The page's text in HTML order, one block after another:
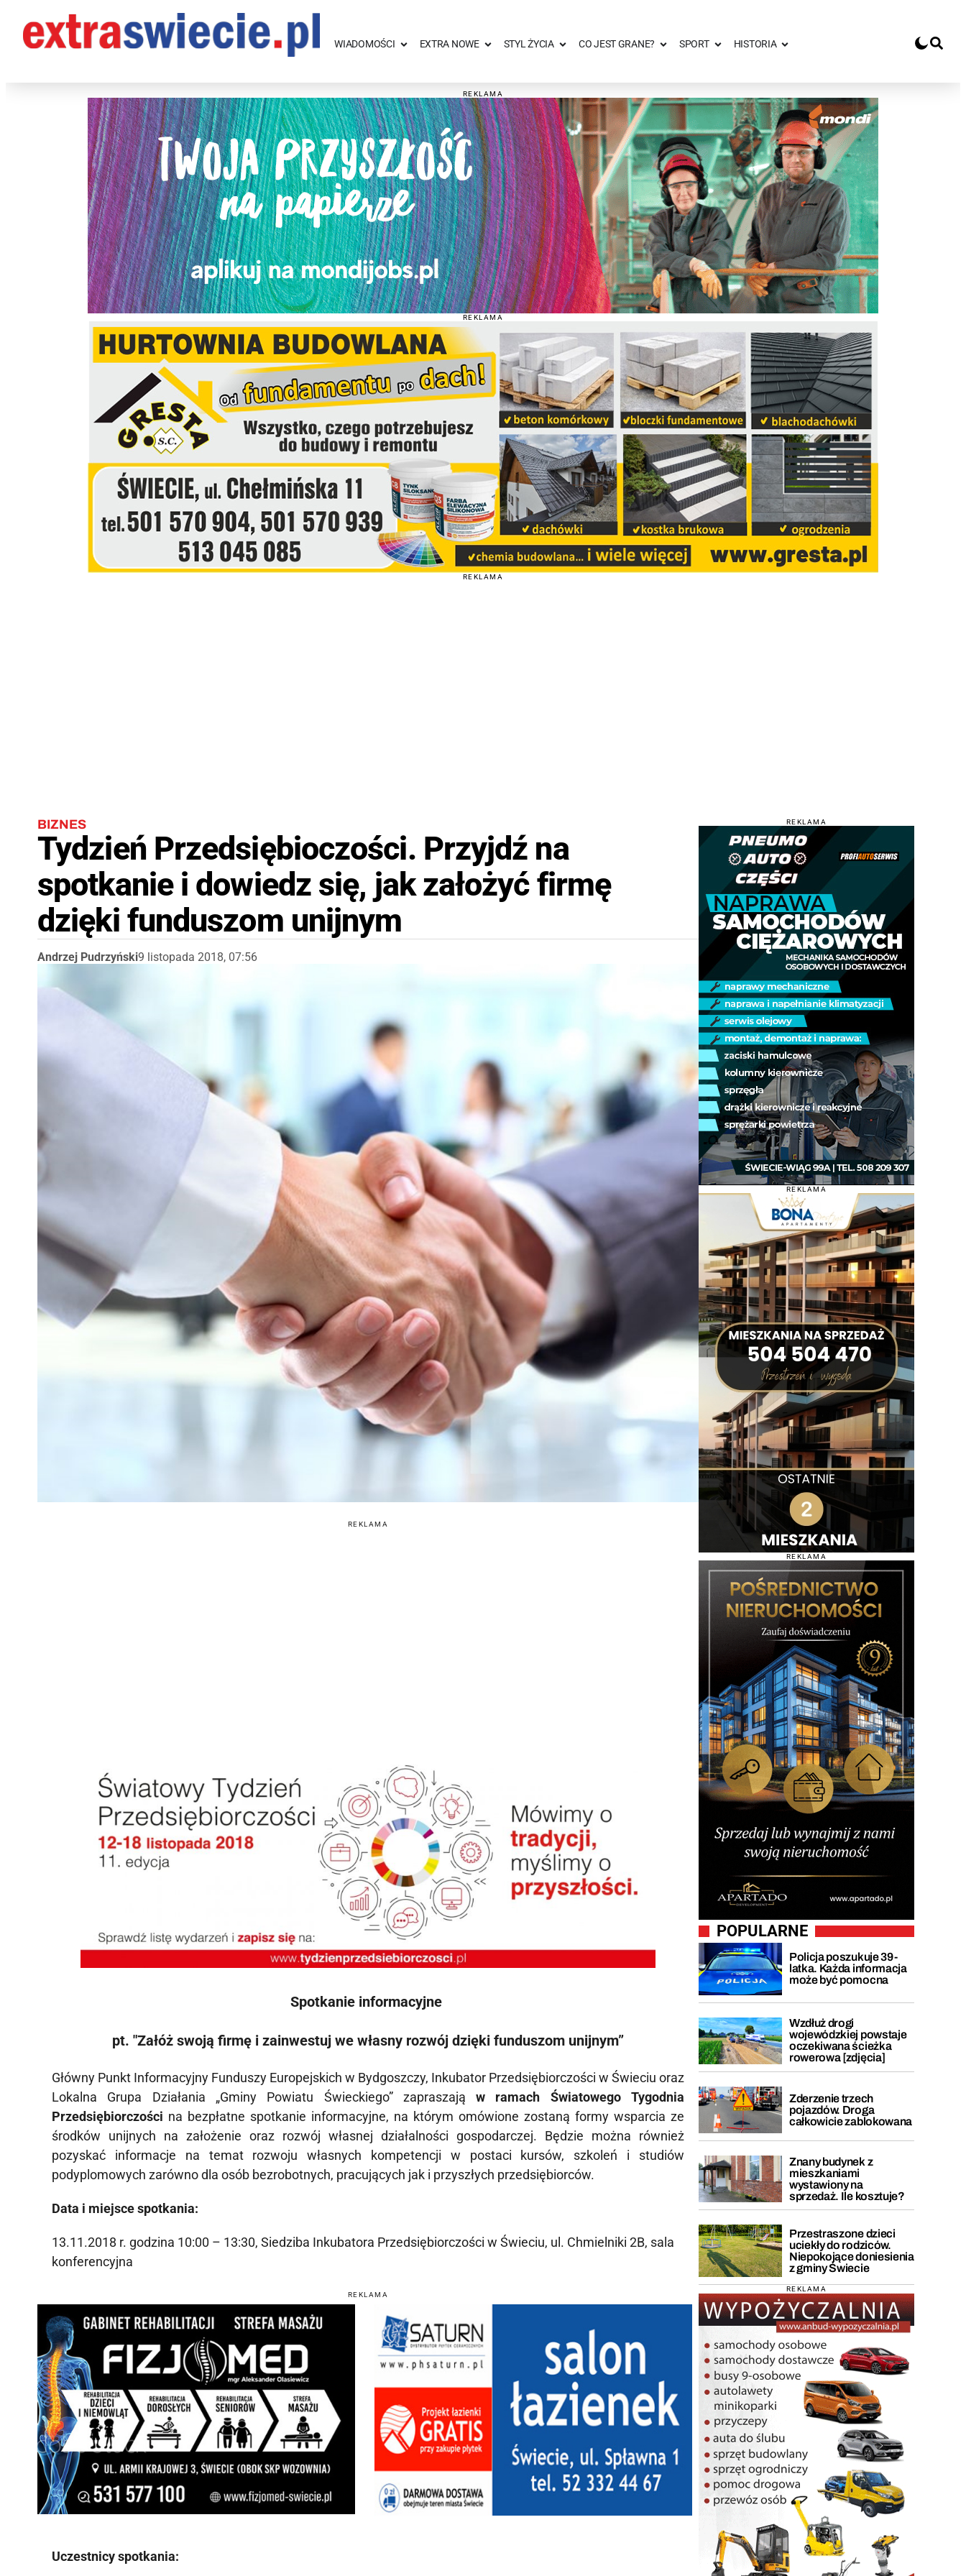
WIADOMOŚCI EXTRA NOWE STYL ŻYCIA CO JEST GRANE? SPORT HISTORIA
REKLAMA
REKLAMA
REKLAMA
BIZNES
Tydzień Przedsiębioczości. Przyjdź na
spotkanie i dowiedz się, jak założyć firmę
dzięki funduszom unijnym
Andrzej Pudrzyński9 listopada 2018, 07:56
REKLAMA
Spotkanie informacyjne
pt. "Załóż swoją firmę i zainwestuj we własny rozwój dzięki funduszom unijnym”
Główny Punkt Informacyjny Funduszy Europejskich w Bydgoszczy, Inkubator Przedsiębiorczości w Świeciu oraz
Lokalna Grupa Działania „Gminy Powiatu Świeckiego” zapraszająw ramach Światowego Tygodnia
Przedsiębiorczości na bezpłatne spotkanie informacyjne, na którym omówione zostaną formy wsparcia ze
środków unijnych na założenie oraz rozwój własnej działalności gospodarczej. Będzie można również
pozyskać informacje na temat rozwoju własnych kompetencji w postaci kursów, szkoleń i studiów
podyplomowych zarówno dla osób bezrobotnych, pracujących jak i przyszłych przedsiębiorców.
Data i miejsce spotkania:
13.11.2018 r. godzina 10:00 – 13:30, Siedziba Inkubatora Przedsiębiorczości w Świeciu, ul. Chmielniki 2B, sala
konferencyjna
REKLAMA
Uczestnicy spotkania:
REKLAMA
REKLAMA
REKLAMA
POPULARNE
Policja poszukuje 39-
latka. Każda informacja
może być pomocna
Wzdłuż drogi
wojewódzkiej powstaje
oczekiwana ścieżka
rowerowa [zdjęcia]
Zderzenie trzech
pojazdów. Droga
całkowicie zablokowana
Znany budynek z
mieszkaniami
wystawiony na
sprzedaż. Ile kosztuje?
Przestraszone dzieci
uciekły do rodziców.
Niepokojące doniesienia
z gminy Świecie
REKLAMA